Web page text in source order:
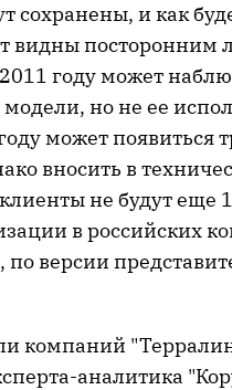
сохранены, и как
видны
году может
но не ее
может появиться
вносить в
не будут еще
в российских
версии
компаний
аналитика